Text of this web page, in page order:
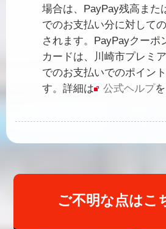
場合は、PayPay残高また
でのお支払い分に対して
されます。PayPayクーポ
カードは、川崎市プレミ
でのお支払いでのポイン
す。詳細は
公式ヘルプ
ご不明な点はこ